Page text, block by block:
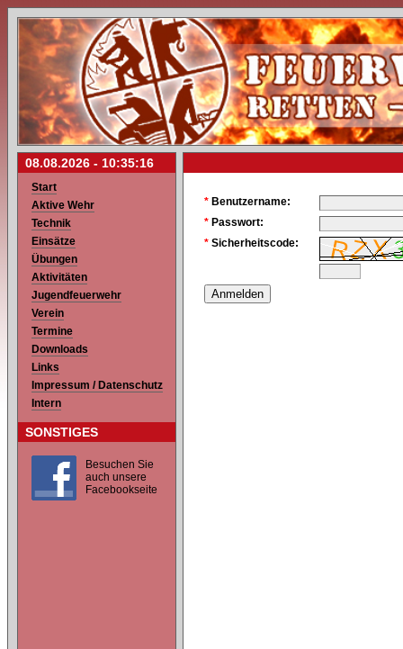
08.08.2026 - 10:35:16
Start
Aktive Wehr
Technik
Einsätze
Übungen
Aktivitäten
Jugendfeuerwehr
Verein
Termine
Downloads
Links
Impressum / Datenschutz
Intern
SONSTIGES
Besuchen Sie
auch unsere
Facebookseite
* Benutzername:
* Passwort:
* Sicherheitscode: